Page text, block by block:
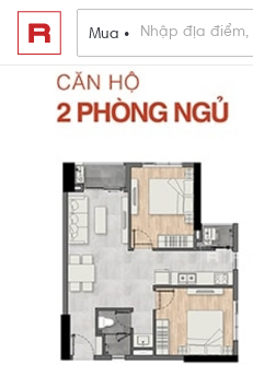
Mua •